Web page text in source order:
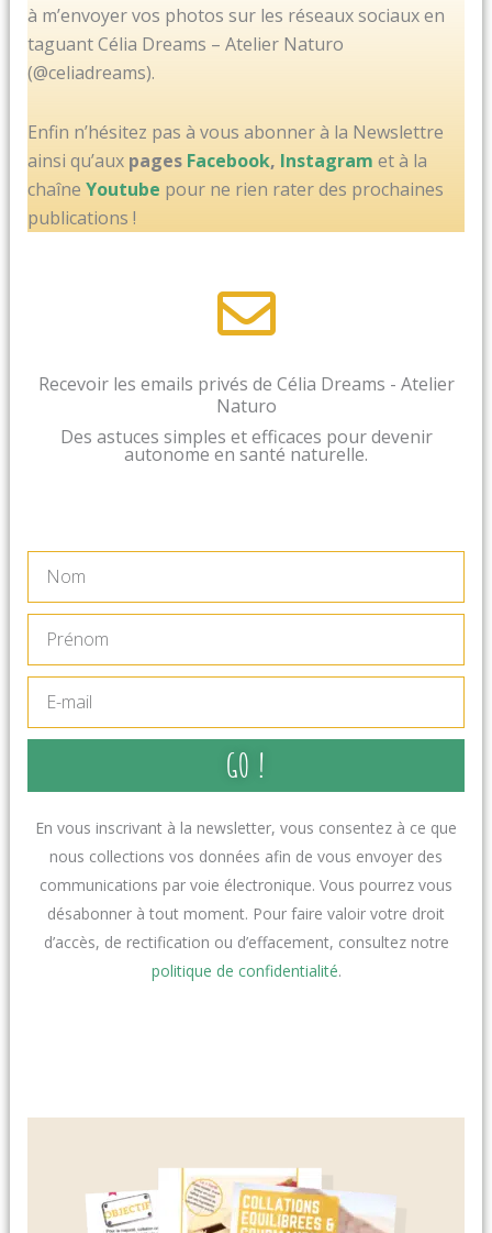
à m’envoyer vos photos sur les réseaux sociaux en
taguant Célia Dreams – Atelier Naturo
(@celiadreams).
Enfin n’hésitez pas à vous abonner à la Newslettre
ainsi qu’aux pages Facebook, Instagram et à la
chaîne Youtube pour ne rien rater des prochaines
publications !
Recevoir les emails privés de Célia Dreams - Atelier
Naturo
Des astuces simples et efficaces pour devenir
autonome en santé naturelle.
Nom
Prénom
GO !
En vous inscrivant à la newsletter, vous consentez à ce que
nous collections vos données afin de vous envoyer des
communications par voie électronique. Vous pourrez vous
désabonner à tout moment. Pour faire valoir votre droit
d’accès, de rectification ou d’effacement, consultez notre
politique de confidentialité.